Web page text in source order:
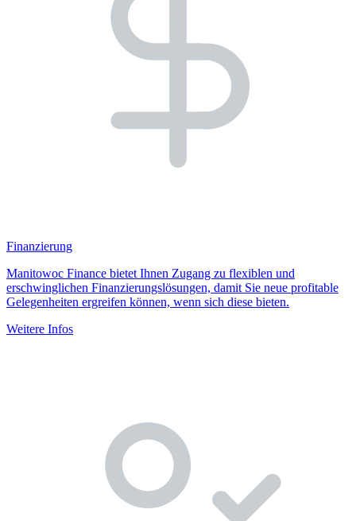
Finanzierung
Manitowoc Finance bietet Ihnen Zugang zu flexiblen und
erschwinglichen Finanzierungslösungen, damit Sie neue profitable
Gelegenheiten ergreifen können, wenn sich diese bieten.
Weitere Infos